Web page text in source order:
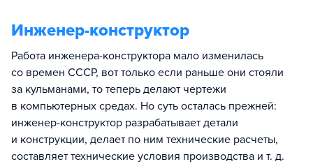
Инженер-конструктор
Работа инженера-конструктора мало изменилась
со времен СССР, вот только если раньше они стояли
за кульманами, то теперь делают чертежи
в компьютерных средах. Но суть осталась прежней:
инженер-конструктор разрабатывает детали
и конструкции, делает по ним технические расчеты,
составляет технические условия производства и т. д.